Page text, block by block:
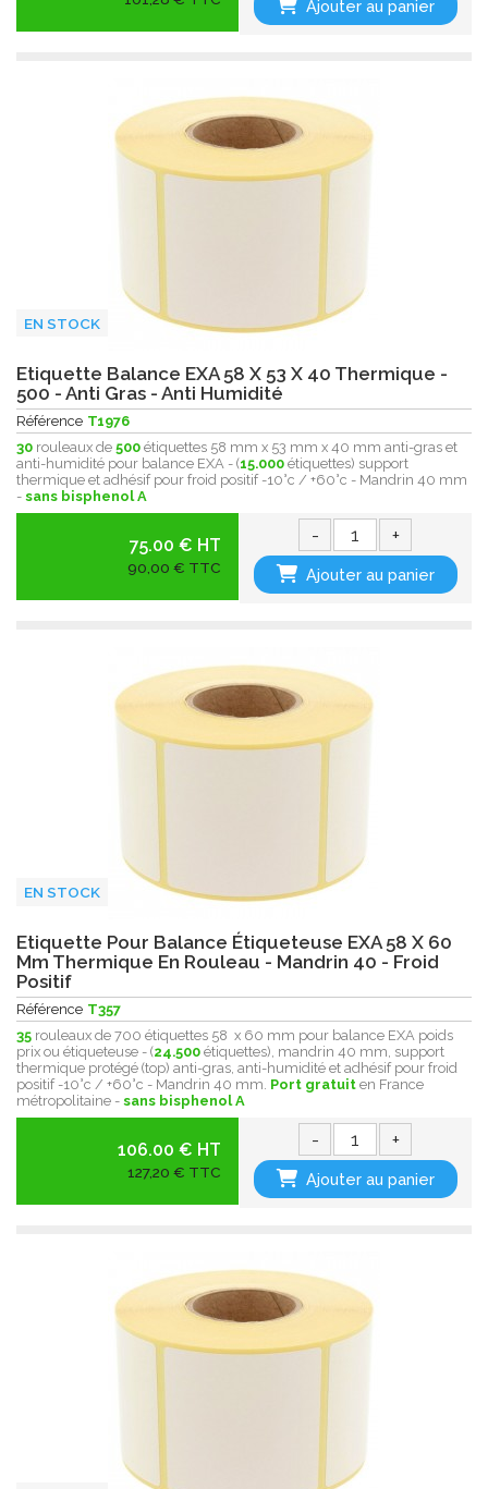
Ajouter au panier
EN STOCK
Etiquette Balance EXA 58 X 53 X 40 Thermique -
500 - Anti Gras - Anti Humidité
Référence T1976
30 rouleaux de 500 étiquettes 58 mm x 53 mm x 40 mm anti-gras et
anti-humidité pour balance EXA - (15.000 étiquettes) support
thermique et adhésif pour froid positif -10°c / +60°c - Mandrin 40 mm
- sans bisphenol A
75.00 € HT
90,00 € TTC
- +
Ajouter au panier
EN STOCK
Etiquette Pour Balance Étiqueteuse EXA 58 X 60
Mm Thermique En Rouleau - Mandrin 40 - Froid
Positif
Référence T357
35 rouleaux de 700 étiquettes 58 x 60 mm pour balance EXA poids
prix ou étiqueteuse - (24.500 étiquettes), mandrin 40 mm, support
thermique protégé (top) anti-gras, anti-humidité et adhésif pour froid
positif -10°c / +60°c - Mandrin 40 mm. Port gratuit en France
métropolitaine - sans bisphenol A
106.00 € HT
127,20 € TTC
- +
Ajouter au panier